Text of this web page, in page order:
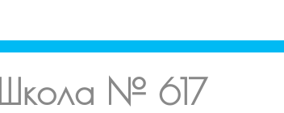
Школа № 617